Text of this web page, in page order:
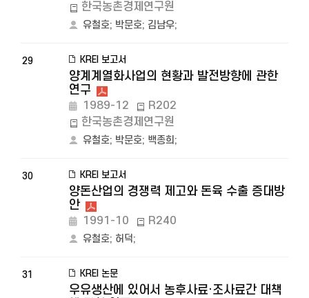
한국농촌경제연구원
유철호; 박문호; 김남우;
29 KREI 보고서
양계계열화사업의 현황과 발전방향에 관한
연구
1989-12
R202
한국농촌경제연구원
유철호; 박문호; 백종희 ;
30 KREI 보고서
양돈산업의 경쟁력 제고와 돈육 수출 증대방
안
1991-10 R240
유철호; 허덕;
31 KREI 논문
우유생산에 있어서 농후사료·조사료간 대책